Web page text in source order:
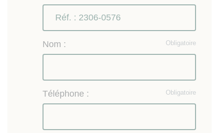
Obligatoire
Nom :
Obligatoire
Téléphone :